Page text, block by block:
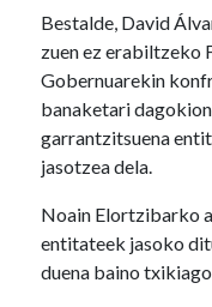
Bestalde, David
zuen ez erabiltzeko
Gobernuarekin
banaketari
garrantzitsuena
jasotzea dela.
Noain Elortzibarko
entitateek jasoko
duena baino